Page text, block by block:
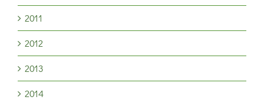
2011
2012
2013
2014